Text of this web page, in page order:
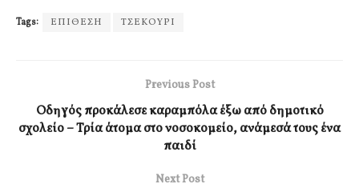
Tags: ΕΠΙΘΕΣΗ ΤΣΕΚΟΥΡΙ
Previous Post
Οδηγός προκάλεσε καραμπόλα έξω από δημοτικό
σχολείο – Τρία άτομα στο νοσοκομείο, ανάμεσά τους ένα
παιδί
Next Post